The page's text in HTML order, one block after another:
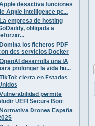
Apple desactiva funciones
Apple Intelligence po...
La empresa de hosting
obligada a
Domina los ficheros PDF
dos servicios Docker
OpenAI desarrolla una IA
prolongar la vida hu...
TikTok cierra en Estados
Vulnerabilidad permite
UEFI Secure Boot
Normativa Drones España